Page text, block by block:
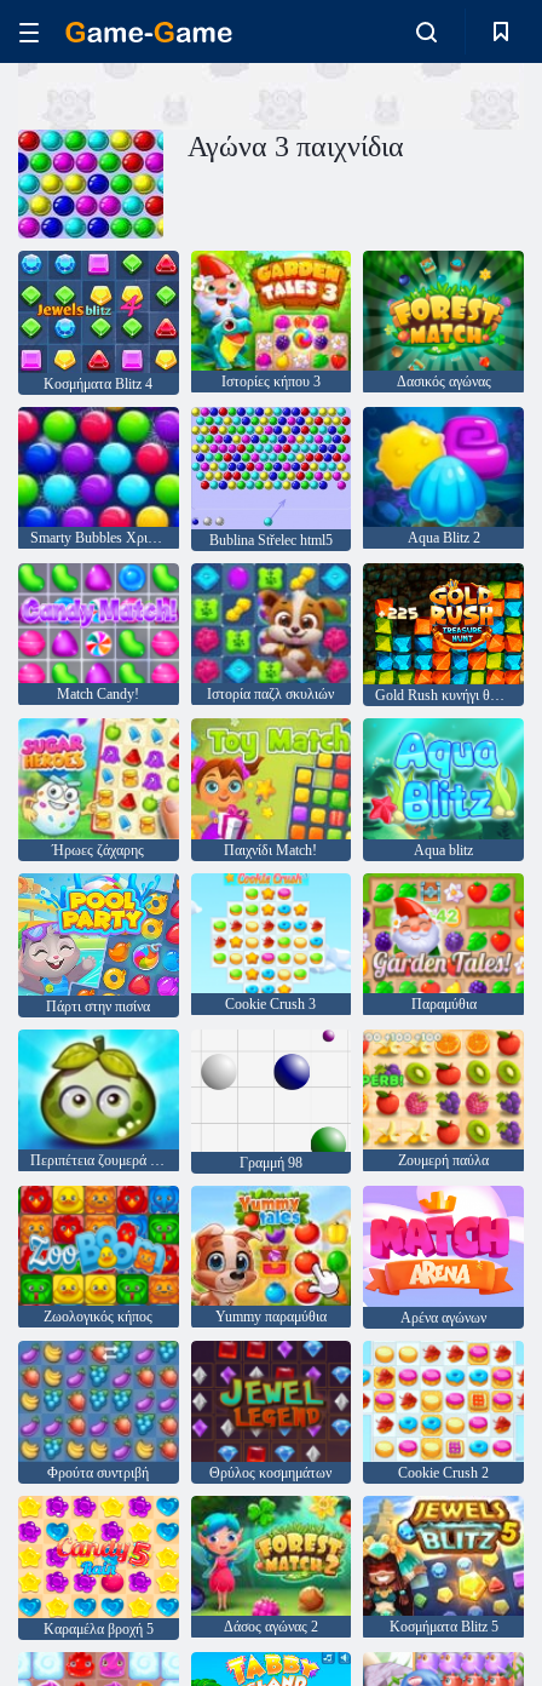
Αγώνα 3 παιχνίδια
Κοσμήματα Blitz 4 Ιστορίες κήπου 3 Δασικός αγώνας
Smarty Bubbles Χριστούγεννα Edition Bublina Střelec html5 Aqua Blitz 2
Match Candy! Ιστορία παζλ σκυλιών Gold Rush κυνήγι θησαυρού
Ήρωες ζάχαρης Παιχνίδι Match! Aqua blitz
Πάρτι στην πισίνα Cookie Crush 3 Παραμύθια
Περιπέτεια ζουμερά μούρα Γραμμή 98 Ζουμερή παύλα
Ζωολογικός κήπος Yummy παραμύθια Αρένα αγώνων
Φρούτα συντριβή Θρύλος κοσμημάτων Cookie Crush 2
Καραμέλα βροχή 5 Δάσος αγώνας 2 Κοσμήματα Blitz 5